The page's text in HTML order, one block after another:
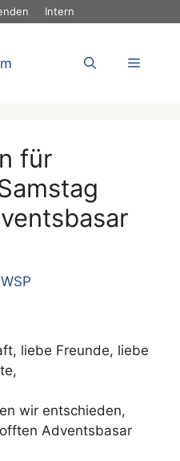
Intern
Menü
für
WSP
liebe Freunde, liebe
wir entschieden,
Adventsbasar